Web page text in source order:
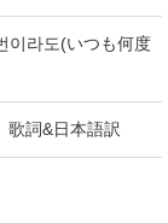
이라도(いつも何度
歌詞&日本語訳